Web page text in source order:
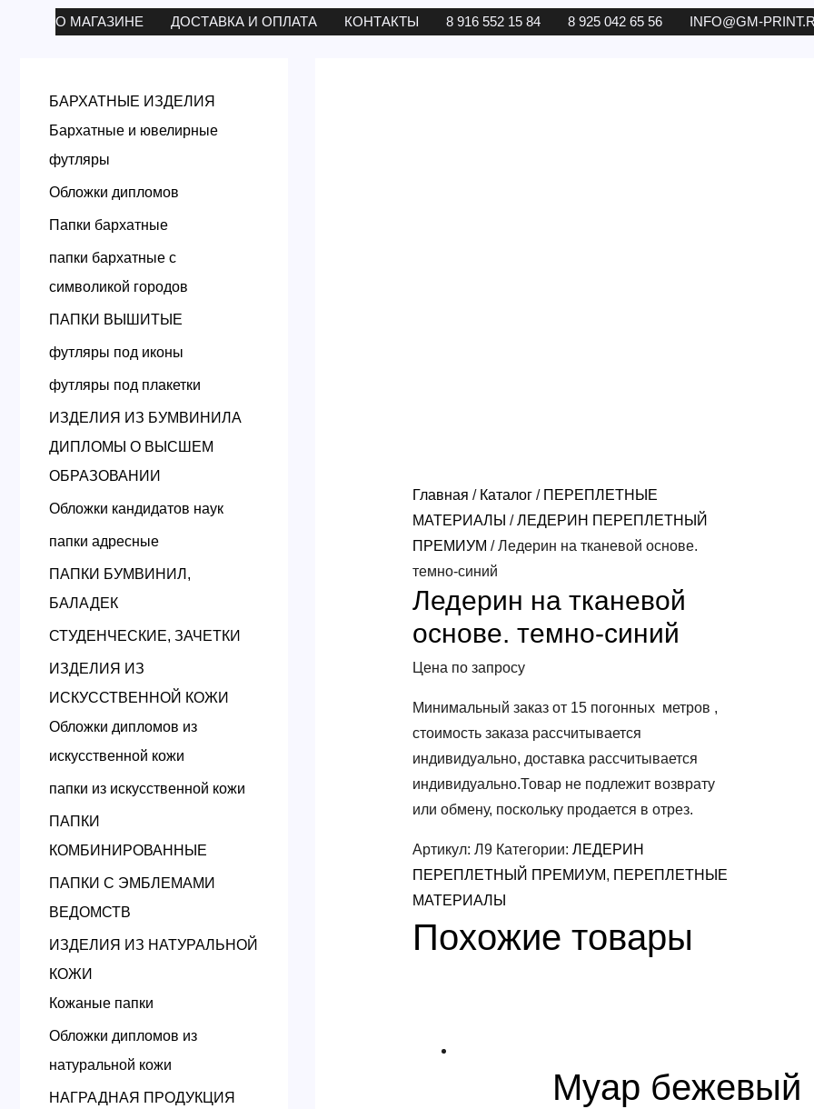
Перейти
О МАГАЗИНЕ ДОСТАВКА И ОПЛАТА КОНТАКТЫ 8 916 552 15 84 8 925 042 65 56 INFO@GM-
БАРХАТНЫЕ ИЗДЕЛИЯ
Бархатные и ювелирные
футляры
Обложки дипломов
Папки бархатные
папки бархатные с
символикой городов
ПАПКИ ВЫШИТЫЕ
футляры под иконы
футляры под плакетки
ИЗДЕЛИЯ ИЗ БУМВИНИЛА
ДИПЛОМЫ О ВЫСШЕМ
ОБРАЗОВАНИИ
Обложки кандидатов наук
папки адресные
ПАПКИ БУМВИНИЛ,
БАЛАДЕК
СТУДЕНЧЕСКИЕ, ЗАЧЕТКИ
ИЗДЕЛИЯ ИЗ
ИСКУССТВЕННОЙ КОЖИ
Обложки дипломов из
искусственной кожи
папки из искусственной кожи
ПАПКИ
КОМБИНИРОВАННЫЕ
ПАПКИ С ЭМБЛЕМАМИ
ВЕДОМСТВ
ИЗДЕЛИЯ ИЗ НАТУРАЛЬНОЙ
КОЖИ
Кожаные папки
Обложки дипломов из
натуральной кожи
НАГРАДНАЯ ПРОДУКЦИЯ
Главная / Каталог/ ПЕРЕПЛЕТНЫЕ
МАТЕРИАЛЫ /ЛЕДЕРИН ПЕРЕПЛЕТНЫЙ
ПРЕМИУМ / Ледерин на тканевой основе.
темно-синий
Ледерин на тканевой
основе. темно-синий
Цена по запросу
Минимальный заказ от 15 погонных метров ,
стоимость заказа рассчитывается
индивидуально, доставка рассчитывается
индивидуально.Товар не подлежит возврату
или обмену, поскольку продается в отрез.
Артикул: Л9 Категории: ЛЕДЕРИН
ПЕРЕПЛЕТНЫЙ ПРЕМИУМ, ПЕРЕПЛЕТНЫЕ
МАТЕРИАЛЫ
Похожие товары
Муар бежевый